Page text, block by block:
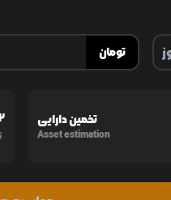
تومان
تخمین دارایی
Asset estimation